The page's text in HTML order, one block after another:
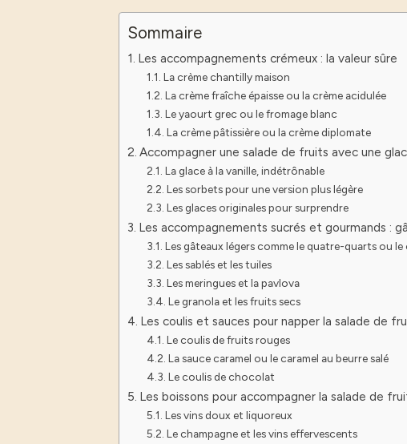
Sommaire
Les accompagnements crémeux : la valeur sûre
La crème chantilly maison
La crème fraîche épaisse ou la crème acidulée
Le yaourt grec ou le fromage blanc
La crème pâtissière ou la crème diplomate
Accompagner une salade de fruits avec une
La glace à la vanille, indétrônable
Les sorbets pour une version plus légère
Les glaces originales pour surprendre
Les accompagnements sucrés et gourmands :
Les gâteaux légers comme le quatre-quarts ou le
Les sablés et les tuiles
Les meringues et la pavlova
Le granola et les fruits secs
Les coulis et sauces pour napper la salade de
Le coulis de fruits rouges
La sauce caramel ou le caramel au beurre salé
Le coulis de chocolat
Les boissons pour accompagner la salade de
Les vins doux et liquoreux
Le champagne et les vins effervescents